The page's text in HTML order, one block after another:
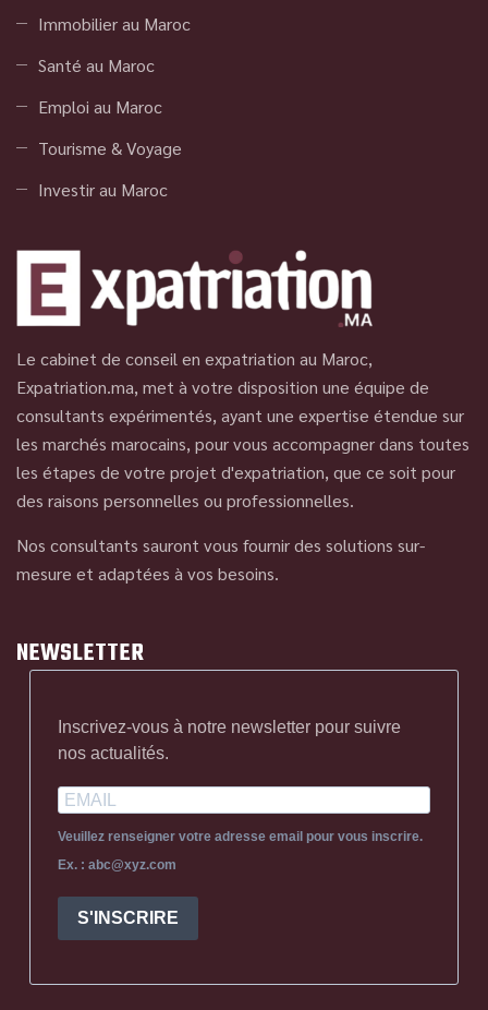
Immobilier au Maroc
Santé au Maroc
Emploi au Maroc
Tourisme & Voyage
Investir au Maroc
Le cabinet de conseil en expatriation au Maroc,
Expatriation.ma, met à votre disposition une équipe de
consultants expérimentés, ayant une expertise étendue sur
les marchés marocains, pour vous accompagner dans toutes
les étapes de votre projet d'expatriation, que ce soit pour
des raisons personnelles ou professionnelles.
Nos consultants sauront vous fournir des solutions sur-
mesure et adaptées à vos besoins.
NEWSLETTER
Inscrivez-vous à notre newsletter pour suivre
nos actualités.
Veuillez renseigner votre adresse email pour vous inscrire.
Ex. : abc@xyz.com
S'INSCRIRE